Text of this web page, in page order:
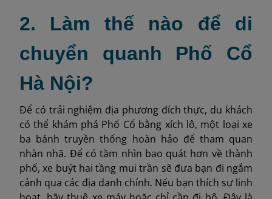
2. Làm thế nào để di
chuyển quanh Phố Cổ
Hà Nội?
Để có trải nghiệm địa phương đích thực, du khách
có thể khám phá Phố Cổ bằng xích lô, một loại xe
ba bánh truyền thống hoàn hảo để tham quan
nhàn nhã. Để có tầm nhìn bao quát hơn về thành
phố, xe buýt hai tầng mui trần sẽ đưa bạn đi ngắm
cảnh qua các địa danh chính. Nếu bạn thích sự linh